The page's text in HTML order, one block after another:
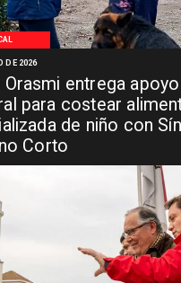
Orasmi entrega
para costear
de niño con
Corto
DE 2026